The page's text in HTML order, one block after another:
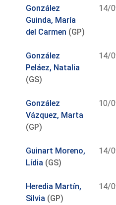
González
Guinda, María
del Carmen (GP)
14/
González
Peláez, Natalia
(GS)
14/
González
Vázquez, Marta
(GP)
10/
Guinart Moreno,
Lídia (GS)
14/
Heredia Martín,
Silvia (GP)
14/